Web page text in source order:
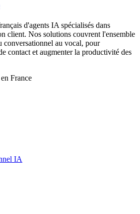
d'agents IA spécialisés dans
client. Nos solutions couvrent l'ensemble
conversationnel au vocal, pour
contact et augmenter la productivité des
France
IA